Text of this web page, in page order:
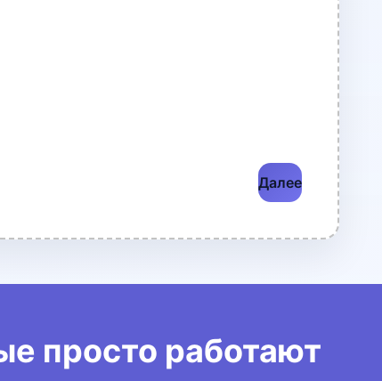
Далее
просто работают